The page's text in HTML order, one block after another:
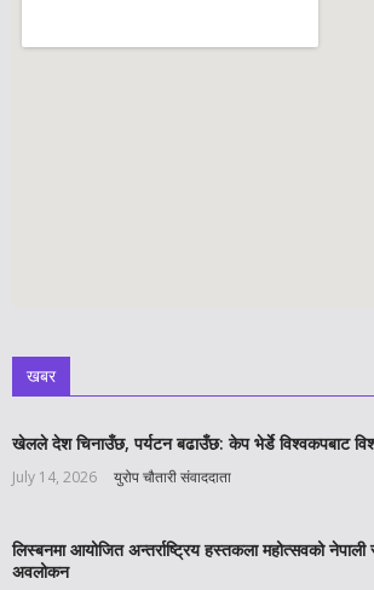
खबर
खेलले देश चिनाउँछ, पर्यटन बढाउँछ: केप भेर्डे विश्वकपबाट
July 14, 2026 युरोप चौतारी संवाददाता
लिस्बनमा आयोजित अन्तर्राष्ट्रिय हस्तकला महोत्सवको नेपाली
अवलोकन